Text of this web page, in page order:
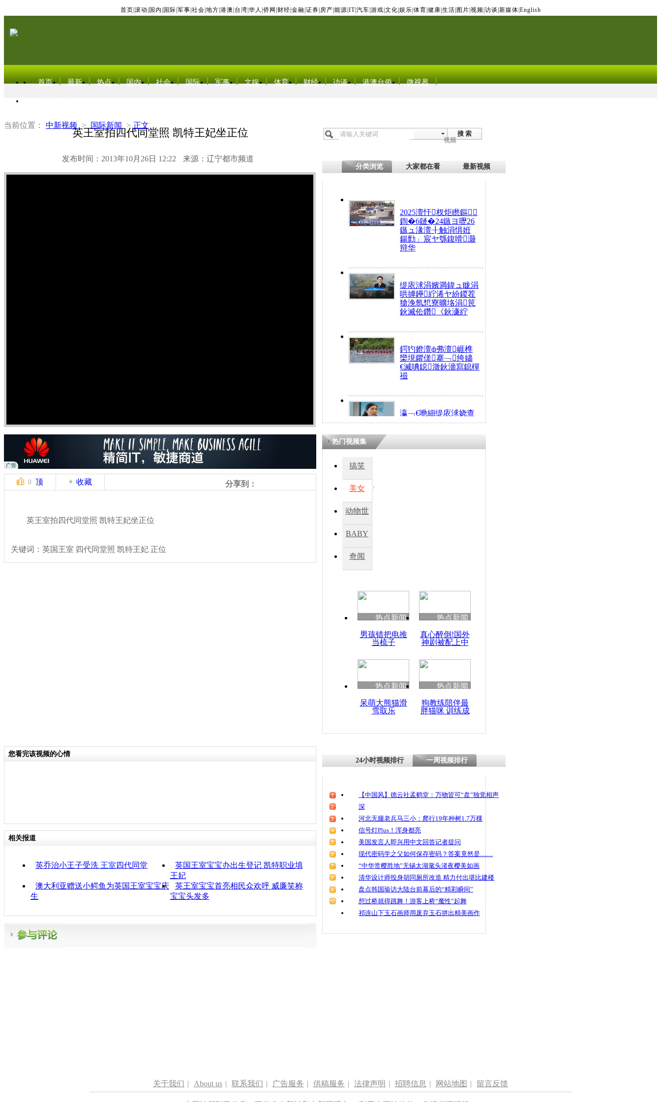
首页 滚动 国内 国际 军事 社会 地方 港澳 台湾 华人 侨网 财经 金融 证券 房产 能源 IT| 汽车 游戏 文化 娱乐 体育 健康 生活 图片 视频 访谈 新媒体 English
首页 最新 热点 国内 社会 国际 军事 文娱 体育 财经 访谈 港澳台侨 微视界
当前位置： 中新视频 > 国际新闻 > 正文
英王室拍四代同堂照 凯特王妃坐正位
发布时间：2013年10月26日 12:22 来源：辽宁都市频道
搜 索
视频
分类浏览 大家都在看 最新视频
2025澶忓杈炬矁鏂
鍧�6鏈�24鏃ヨ嚦26
鏃ュ湪澶╂触涓惧姙
鍚勯」宸ヤ綔鍑嗗灏
辩华
缇庡浗涓嬪満鍏ュ眬涓
哄摢鑸紵浠ヤ紛鍐茬
獊浼氬惁寮曠垎涓笢
鈥滅伀鑽《鈥濓紵
鍔犳嬁澶ф弗澶崕榫
欒垷鑺傞搴﹁绔嬧
€滅唺鐚澂鈥濇寫鎴樿
禌
瀛﹁€咃細缇庡浗娆查
€间笢鍗椾簹涓庝腑鍥
熷悎浣� 涓ㄥ浗闄呰
0 顶 收藏 分享到：
英王室拍四代同堂照 凯特王妃坐正位
关键词：英国王室 四代同堂照 凯特王妃 正位
热门视频集
搞笑
美女
动物世
BABY
秀
奇闻
热点新闻
男孩错把电推
当梳子
热点新闻
真心醉倒!国外
神剧被配上中
热点新闻
呆萌大熊猫滑
雪取乐
热点新闻
狗教练陪伴最
胖猫咪 训练成
您看完该视频的心情
相关报道
英乔治小王子受洗 王室 四代同堂
英国王室宝宝办出生登记 凯特职业填
王妃
澳大利亚赠送小鳄鱼为英国王室宝宝庆
生
英王室宝宝首亮相民众欢呼 威廉笑称
宝宝头发多
24小时视频排行 一周视频排行
【中国风】德云社孟鹤堂：万物皆可“盘”独觉相声
深
河北无腿老兵马三小：爬行19年种树1.7万棵
信号灯Plus！浑身都亮
美国发言人即兴用中文回答记者提问
现代密码学之父如何保存密码？答案竟然是……
“中华赏樱胜地”无锡太湖鼋头渚夜樱美如画
清华设计师投身胡同厕所改造 精力付出堪比建楼
盘点韩国瑜访大陆台前幕后的“精彩瞬间”
想过桥就得跳舞！游客上桥“魔性”起舞
祁连山下玉石画师用废弃玉石拼出精美画作
关于我们 | About us | 联系我们 | 广告服务 | 供稿服务 | 法律声明 | 招聘信息 | 网站地图 | 留言反馈